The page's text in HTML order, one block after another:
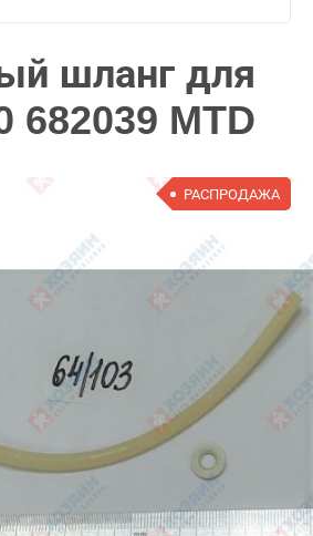
шланг для
682039 MTD
РАСПРОДАЖА